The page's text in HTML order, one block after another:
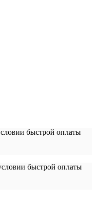
быстрой оплаты
быстрой оплаты